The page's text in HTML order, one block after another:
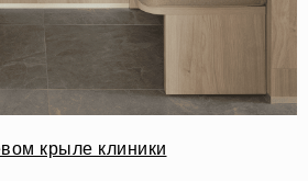
крыле клиники